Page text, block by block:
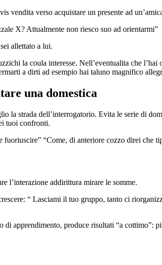
vendita verso acquistare un presente ad
X? Attualmente non riesco suo ad orientarmi”
allettato a lui.
la coula interesse. Nell’eventualita che
a dirti ad esempio hai taluno magnifico
una domestica
la strada dell’interrogatorio. Evita le serie di
tuoi confronti.
“Come, di anteriore cozzo direi
l’interazione addirittura mirare le somme.
“ Lasciami il tuo gruppo, tanto ci
apprendimento, produce risultati “a cottimo”: